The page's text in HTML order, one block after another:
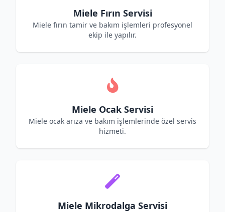
Miele Fırın Servisi
Miele fırın tamir ve bakım işlemleri profesyonel
ekip ile yapılır.
Miele Ocak Servisi
Miele ocak arıza ve bakım işlemlerinde özel servis
hizmeti.
Miele Mikrodalga Servisi